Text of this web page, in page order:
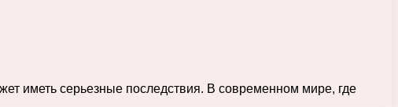
иметь серьезные последствия. В современном мире, где